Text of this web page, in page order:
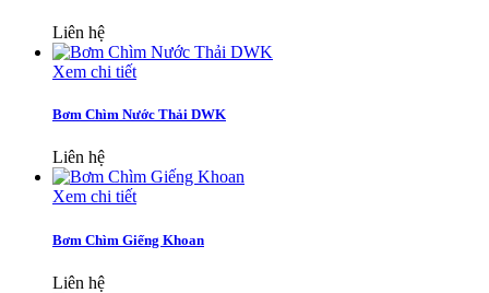
Liên hệ
Xem chi tiết
Bơm Chìm Nước Thải DWK
Liên hệ
Xem chi tiết
Bơm Chìm Giếng Khoan
Liên hệ